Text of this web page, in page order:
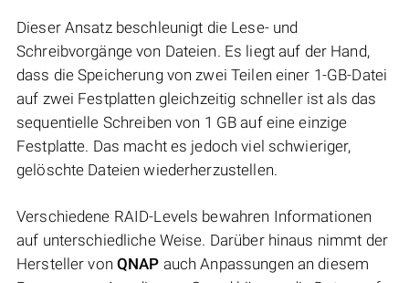
Dieser Ansatz beschleunigt die Lese- und
Schreibvorgänge von Dateien. Es liegt auf der Hand,
dass die Speicherung von zwei Teilen einer 1-GB-Datei
auf zwei Festplatten gleichzeitig schneller ist als das
sequentielle Schreiben von 1 GB auf eine einzige
Festplatte. Das macht es jedoch viel schwieriger,
gelöschte Dateien wiederherzustellen.
Verschiedene RAID-Levels bewahren Informationen
auf unterschiedliche Weise. Darüber hinaus nimmt der
Hersteller von QNAP auch Anpassungen an diesem